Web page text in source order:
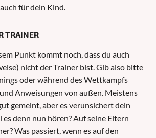
für dein Kind.
TRAINER
Punkt kommt noch, dass du auch
nicht der Trainer bist. Gib also bitte
oder während des Wettkampfs
Anweisungen von außen. Meistens
gemeint, aber es verunsichert dein
es denn nun hören? Auf seine Eltern
Was passiert, wenn es auf den